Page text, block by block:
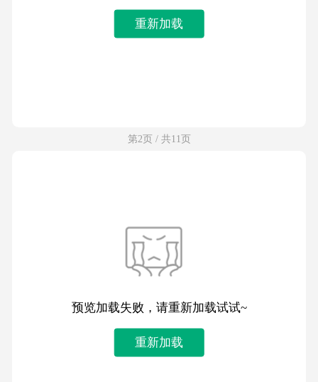
重新加载
第2页 / 共11页
预览加载失败，请重新加载试试~
重新加载